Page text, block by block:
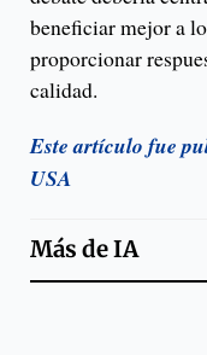
beneficiar mejor a
proporcionar
calidad.
Este artículo fue
USA
Más deIA